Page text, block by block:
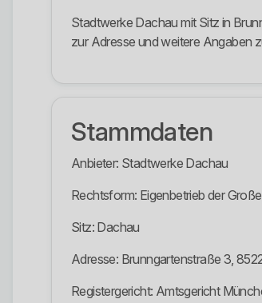
Stadtwerke Dachau mit Sitz in
zur Adresse und weitere Angaben
Stammdaten
Anbieter: Stadtwerke Dachau
Rechtsform: Eigenbetrieb der
Sitz: Dachau
Adresse: Brunngartenstraße 3,
Registergericht: Amtsgericht